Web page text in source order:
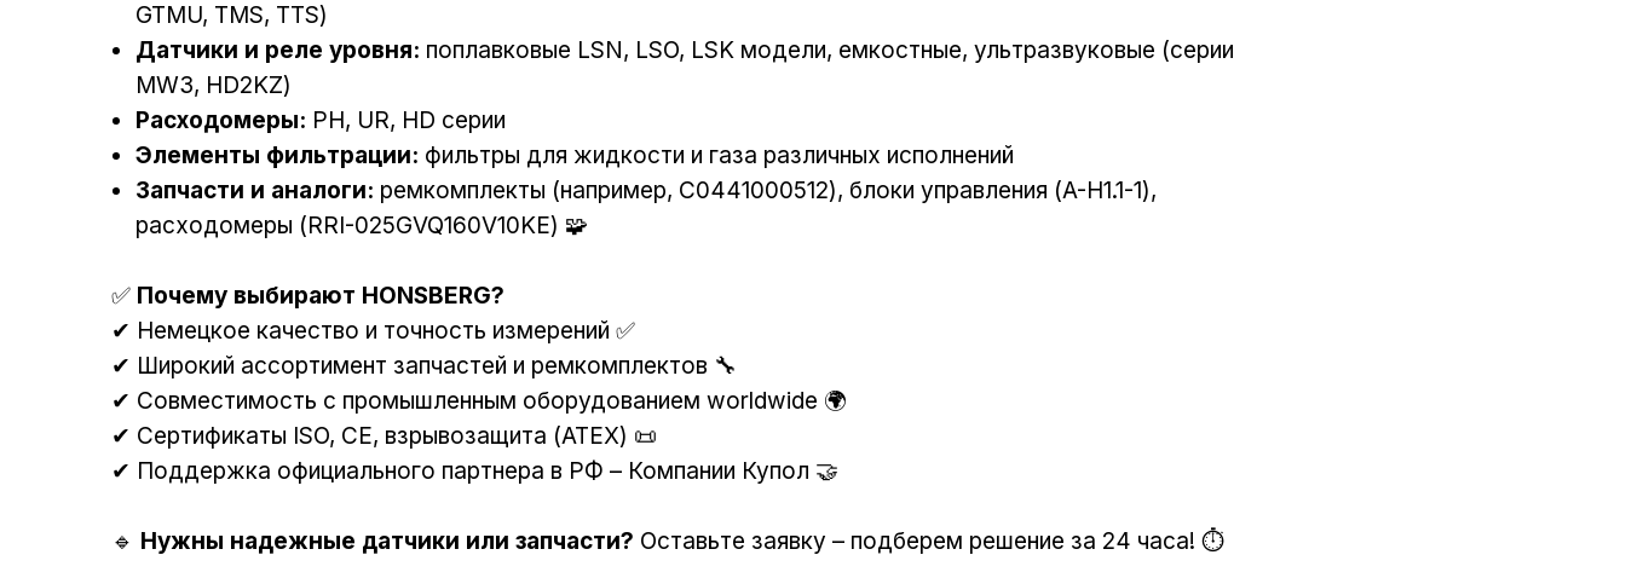
GTMU, TMS, TTS)
Датчики и реле уровня: поплавковые LSN, LSO, LSK модели, емкостные, ультразвуковые (серии
MW3, HD2KZ)
Расходомеры: PH, UR, HD серии
Элементы фильтрации: фильтры для жидкости и газа различных исполнений
Запчасти и аналоги: ремкомплекты (например, C0441000512), блоки управления (A-H1.1-1),
расходомеры (RRI-025GVQ160V10KE) 🧩
✅ Почему выбирают HONSBERG?
✔ Немецкое качество и точность измерений ✅
✔ Широкий ассортимент запчастей и ремкомплектов 🔧
✔ Совместимость с промышленным оборудованием worldwide 🌍
✔ Сертификаты ISO, CE, взрывозащита (ATEX) 📜
✔ Поддержка официального партнера в РФ – Компании Купол 🤝
🔹 Нужны надежные датчики или запчасти? Оставьте заявку – подберем решение за 24 часа! ⏱️